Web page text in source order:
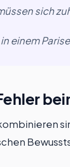
sich
einem